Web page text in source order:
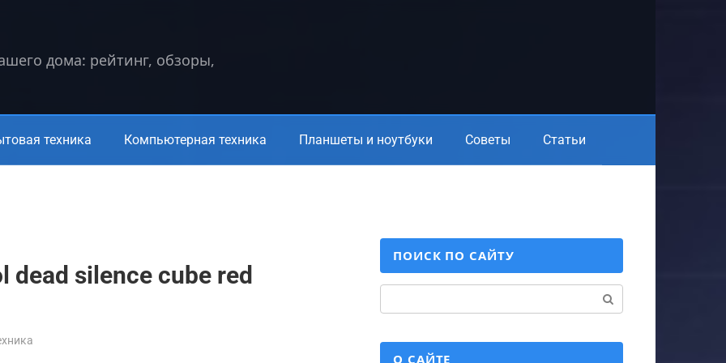
дома: рейтинг, обзоры,
техника Компьютерная техника Планшеты и ноутбуки Советы Статьи
dead silence cube red
ПОИСК ПО САЙТУ
О САЙТЕ